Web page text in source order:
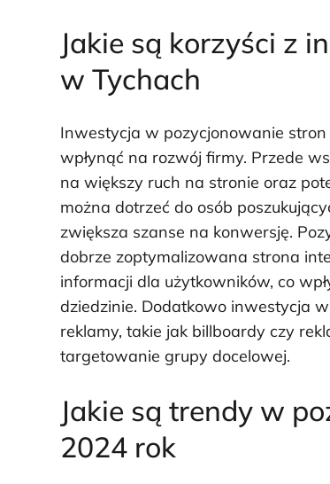
Jakie są korzyści z
w Tychach
Inwestycja w pozycjonowanie
wpłynąć na rozwój firmy. Przede
na większy ruch na stronie oraz
można dotrzeć do osób
zwiększa szanse na konwersję.
dobrze zoptymalizowana strona
informacji dla użytkowników, co
dziedzinie. Dodatkowo inwestycja
reklamy, takie jak billboardy czy
targetowanie grupy docelowej.
Jakie są trendy w
2024 rok